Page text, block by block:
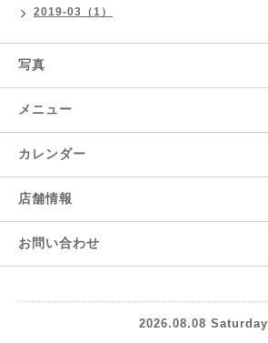
2019-03（1）
写真
メニュー
カレンダー
店舗情報
お問い合わせ
2026.08.08 Saturday